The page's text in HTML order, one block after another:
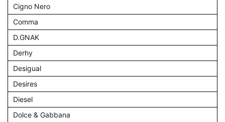
Cigno Nero
Comma
D.GNAK
Derhy
Desigual
Desires
Diesel
Dolce & Gabbana